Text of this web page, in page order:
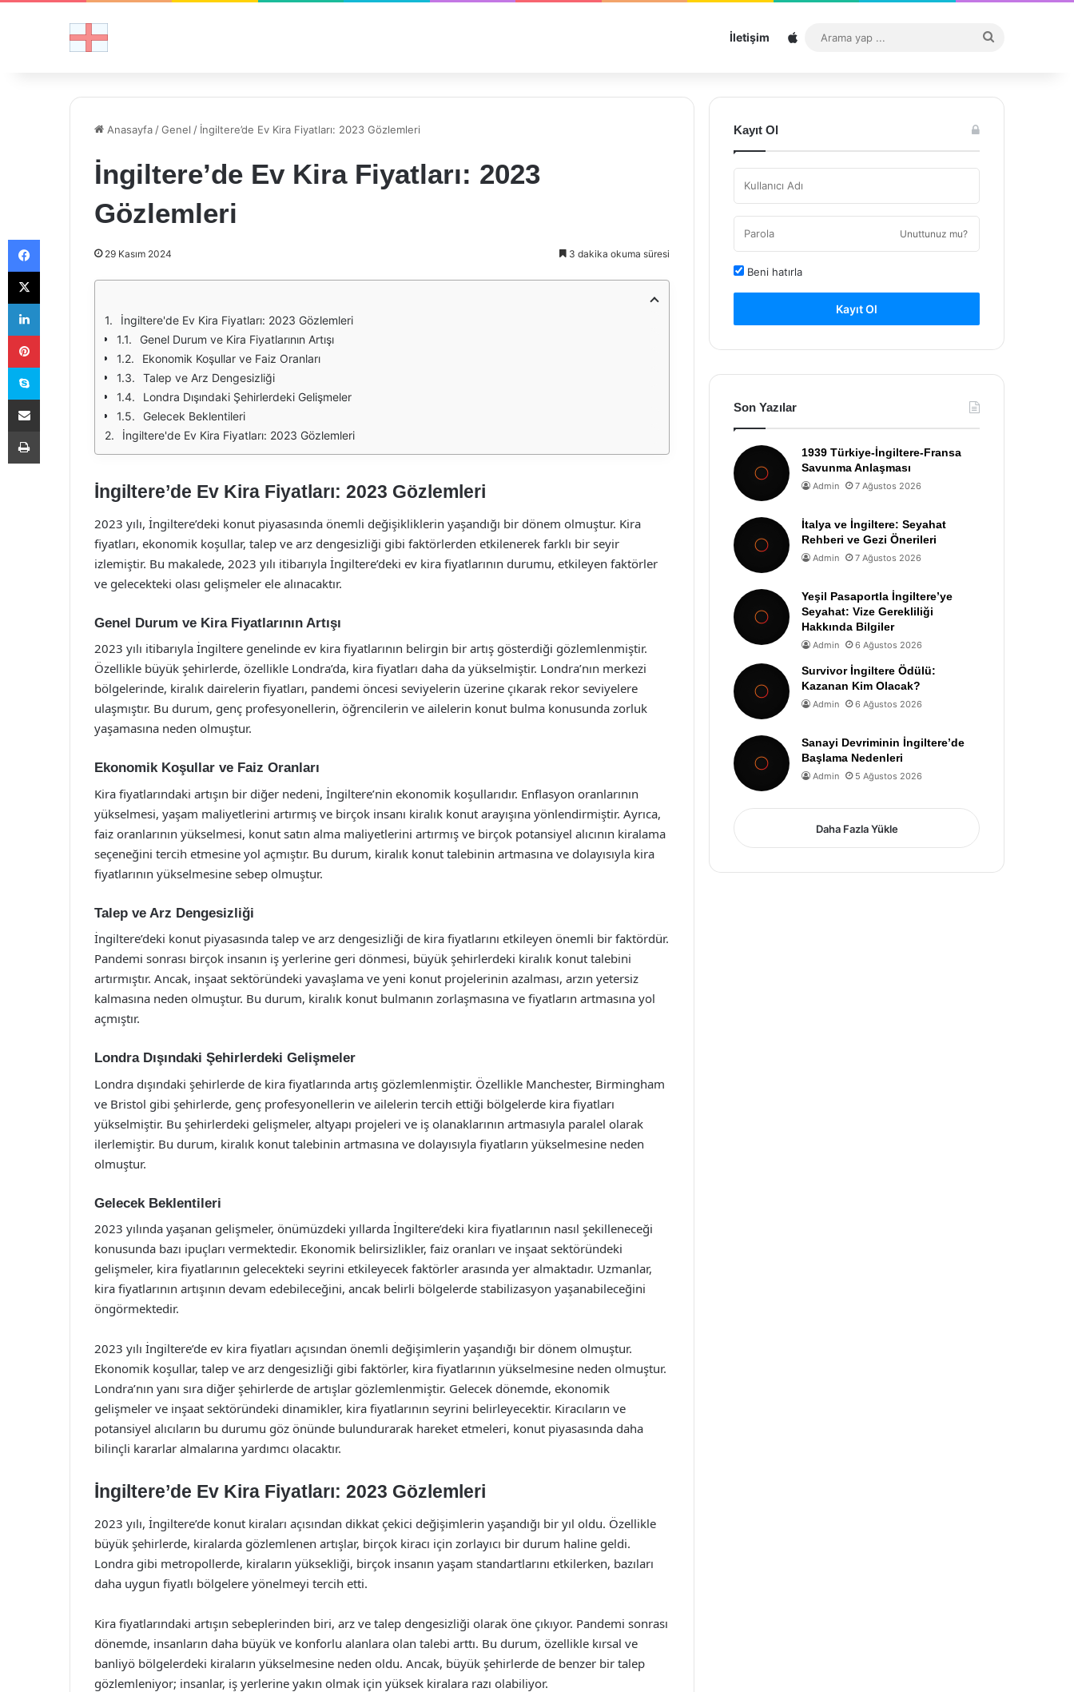
İletişim Sitemap
...
Anasayfa /Genel / İngiltere’de Ev Kira Fiyatları: 2023 Gözlemleri
İngiltere’de Ev Kira Fiyatları: 2023
Gözlemleri
29 Kasım 2024 3 dakika okuma süresi
İngiltere'de Ev Kira Fiyatları: 2023 Gözlemleri
Genel Durum ve Kira Fiyatlarının Artışı
Ekonomik Koşullar ve Faiz Oranları
Talep ve Arz Dengesizliği
Londra Dışındaki Şehirlerdeki Gelişmeler
Gelecek Beklentileri
İngiltere'de Ev Kira Fiyatları: 2023 Gözlemleri
İngiltere’de Ev Kira Fiyatları: 2023 Gözlemleri
2023 yılı, İngiltere’deki konut piyasasında önemli değişikliklerin yaşandığı bir dönem olmuştur. Kira
fiyatları, ekonomik koşullar, talep ve arz dengesizliği gibi faktörlerden etkilenerek farklı bir seyir
izlemiştir. Bu makalede, 2023 yılı itibarıyla İngiltere’deki ev kira fiyatlarının durumu, etkileyen faktörler
ve gelecekteki olası gelişmeler ele alınacaktır.
Genel Durum ve Kira Fiyatlarının Artışı
2023 yılı itibarıyla İngiltere genelinde ev kira fiyatlarının belirgin bir artış gösterdiği gözlemlenmiştir.
Özellikle büyük şehirlerde, özellikle Londra’da, kira fiyatları daha da yükselmiştir. Londra’nın merkezi
bölgelerinde, kiralık dairelerin fiyatları, pandemi öncesi seviyelerin üzerine çıkarak rekor seviyelere
ulaşmıştır. Bu durum, genç profesyonellerin, öğrencilerin ve ailelerin konut bulma konusunda zorluk
yaşamasına neden olmuştur.
Ekonomik Koşullar ve Faiz Oranları
Kira fiyatlarındaki artışın bir diğer nedeni, İngiltere’nin ekonomik koşullarıdır. Enflasyon oranlarının
yükselmesi, yaşam maliyetlerini artırmış ve birçok insanı kiralık konut arayışına yönlendirmiştir. Ayrıca,
faiz oranlarının yükselmesi, konut satın alma maliyetlerini artırmış ve birçok potansiyel alıcının kiralama
seçeneğini tercih etmesine yol açmıştır. Bu durum, kiralık konut talebinin artmasına ve dolayısıyla kira
fiyatlarının yükselmesine sebep olmuştur.
Talep ve Arz Dengesizliği
İngiltere’deki konut piyasasında talep ve arz dengesizliği de kira fiyatlarını etkileyen önemli bir faktördür.
Pandemi sonrası birçok insanın iş yerlerine geri dönmesi, büyük şehirlerdeki kiralık konut talebini
artırmıştır. Ancak, inşaat sektöründeki yavaşlama ve yeni konut projelerinin azalması, arzın yetersiz
kalmasına neden olmuştur. Bu durum, kiralık konut bulmanın zorlaşmasına ve fiyatların artmasına yol
açmıştır.
Londra Dışındaki Şehirlerdeki Gelişmeler
Londra dışındaki şehirlerde de kira fiyatlarında artış gözlemlenmiştir. Özellikle Manchester, Birmingham
ve Bristol gibi şehirlerde, genç profesyonellerin ve ailelerin tercih ettiği bölgelerde kira fiyatları
yükselmiştir. Bu şehirlerdeki gelişmeler, altyapı projeleri ve iş olanaklarının artmasıyla paralel olarak
ilerlemiştir. Bu durum, kiralık konut talebinin artmasına ve dolayısıyla fiyatların yükselmesine neden
olmuştur.
Gelecek Beklentileri
2023 yılında yaşanan gelişmeler, önümüzdeki yıllarda İngiltere’deki kira fiyatlarının nasıl şekilleneceği
konusunda bazı ipuçları vermektedir. Ekonomik belirsizlikler, faiz oranları ve inşaat sektöründeki
gelişmeler, kira fiyatlarının gelecekteki seyrini etkileyecek faktörler arasında yer almaktadır. Uzmanlar,
kira fiyatlarının artışının devam edebileceğini, ancak belirli bölgelerde stabilizasyon yaşanabileceğini
öngörmektedir.
2023 yılı İngiltere’de ev kira fiyatları açısından önemli değişimlerin yaşandığı bir dönem olmuştur.
Ekonomik koşullar, talep ve arz dengesizliği gibi faktörler, kira fiyatlarının yükselmesine neden olmuştur.
Londra’nın yanı sıra diğer şehirlerde de artışlar gözlemlenmiştir. Gelecek dönemde, ekonomik
gelişmeler ve inşaat sektöründeki dinamikler, kira fiyatlarının seyrini belirleyecektir. Kiracıların ve
potansiyel alıcıların bu durumu göz önünde bulundurarak hareket etmeleri, konut piyasasında daha
bilinçli kararlar almalarına yardımcı olacaktır.
İngiltere’de Ev Kira Fiyatları: 2023 Gözlemleri
2023 yılı, İngiltere’de konut kiraları açısından dikkat çekici değişimlerin yaşandığı bir yıl oldu. Özellikle
büyük şehirlerde, kiralarda gözlemlenen artışlar, birçok kiracı için zorlayıcı bir durum haline geldi.
Londra gibi metropollerde, kiraların yüksekliği, birçok insanın yaşam standartlarını etkilerken, bazıları
daha uygun fiyatlı bölgelere yönelmeyi tercih etti.
Kira fiyatlarındaki artışın sebeplerinden biri, arz ve talep dengesizliği olarak öne çıkıyor. Pandemi sonrası
dönemde, insanların daha büyük ve konforlu alanlara olan talebi arttı. Bu durum, özellikle kırsal ve
banliyö bölgelerdeki kiraların yükselmesine neden oldu. Ancak, büyük şehirlerde de benzer bir talep
gözlemleniyor; insanlar, iş yerlerine yakın olmak için yüksek kiralara razı olabiliyor.
Kayıt Ol
Unuttunuz mu?
Beni hatırla
Kayıt Ol
Son Yazılar
1939 Türkiye-İngiltere-Fransa
Savunma Anlaşması
Admin 7 Ağustos 2026
İtalya ve İngiltere: Seyahat
Rehberi ve Gezi Önerileri
Admin 7 Ağustos 2026
Yeşil Pasaportla İngiltere’ye
Seyahat: Vize Gerekliliği
Hakkında Bilgiler
Admin 6 Ağustos 2026
Survivor İngiltere Ödülü:
Kazanan Kim Olacak?
Admin 6 Ağustos 2026
Sanayi Devriminin İngiltere’de
Başlama Nedenleri
Admin 5 Ağustos 2026
Daha Fazla Yükle
Facebook
X
LinkedIn
Pinterest
Skype
E-Posta ile paylaş